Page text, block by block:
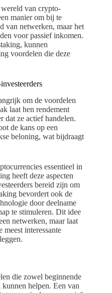
van crypto-
manier om bij te
van netwerken, maar het
voor passief inkomen.
kunnen
voordelen die deze
om de voordelen
laat hen rendement
dat ze actief handelen.
de kans op een
beloning, wat bijdraagt
essentieel in
heeft deze aspecten
bereid zijn om
bevordert ook de
door deelname
te stimuleren. Dit idee
netwerken, maar laat
interessante
die zowel beginnende
helpen. Een van